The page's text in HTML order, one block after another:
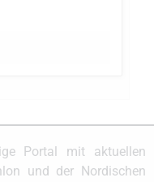
Portal mit aktuellen
und der Nordischen